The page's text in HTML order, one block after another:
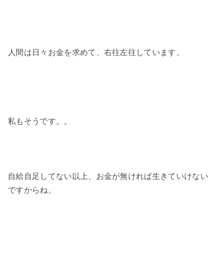
人間は日々お金を求めて、右往左往しています。
私もそうです。。
自給自足してない以上、お金が無ければ生きていけない
ですからね。